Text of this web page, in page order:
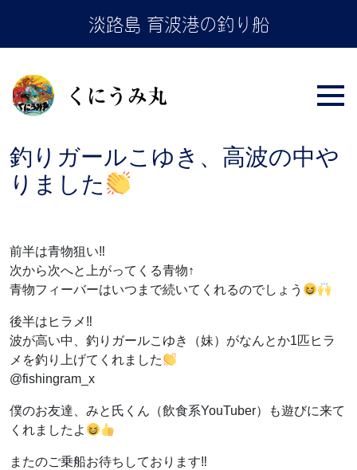
the
淡路島 育波港の釣り船
釣りガールこゆき、高波の中や
りました
前半は青物狙い‼︎
次から次へと上がってくる青物↑
青物フィーバーはいつまで続いてくれるのでしょう
後半はヒラメ‼︎
波が高い中、釣りガールこゆき（妹）がなんとか1匹ヒラ
メを釣り上げてくれました
@fishingram_x
僕のお友達、みと氏くん（飲食系YouTuber）も遊びに来て
くれましたよ
またのご乗船お待ちしております‼︎